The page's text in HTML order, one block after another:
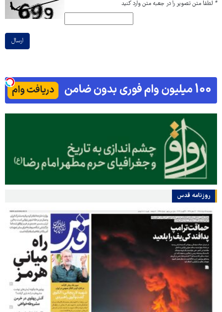
* لطفا متن تصویر را در جعبه متن وارد کنید
ارسال
روزنامه قدس